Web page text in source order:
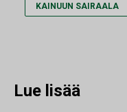
KAINUUN SAIRAALA
Lue lisää